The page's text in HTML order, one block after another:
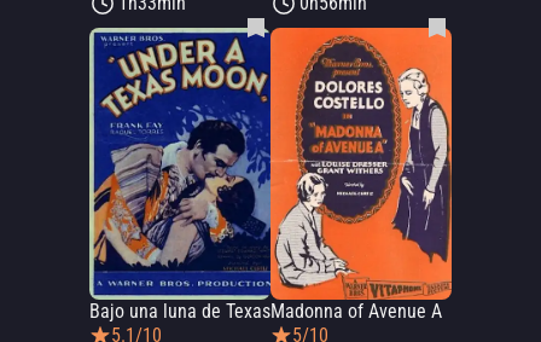
Bajo una luna de Texas
5.1/10
Madonna of Avenue A
5/10